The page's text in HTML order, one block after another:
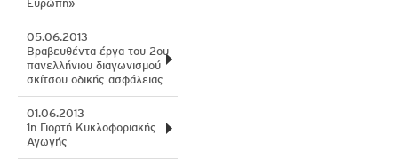
Ευρώπη»
05.06.2013
Βραβευθέντα έργα του 2ου
πανελλήνιου διαγωνισμού
σκίτσου οδικής ασφάλειας
01.06.2013
1η Γιορτή Κυκλοφοριακής
Αγωγής